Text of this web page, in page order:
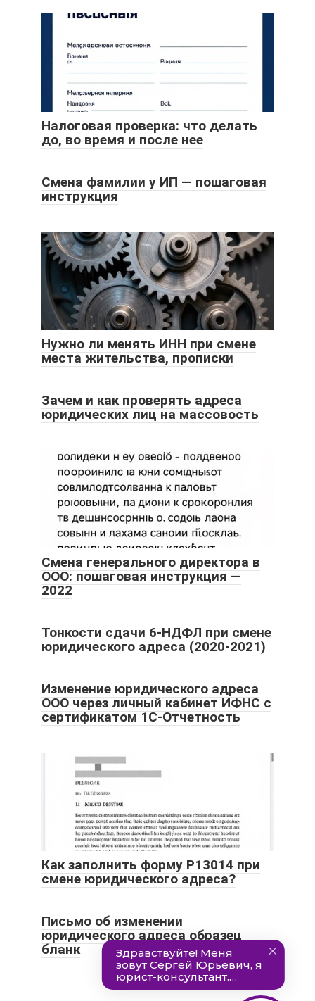
Налоговая проверка: что делать
до, во время и после нее
Смена фамилии у ИП — пошаговая
инструкция
Нужно ли менять ИНН при смене
места жительства, прописки
Зачем и как проверять адреса
юридических лиц на массовость
Смена генерального директора в
ООО: пошаговая инструкция —
2022
Тонкости сдачи 6-НДФЛ при смене
юридического адреса (2020-2021)
Изменение юридического адреса
ООО через личный кабинет ИФНС с
сертификатом 1С-Отчетность
Как заполнить форму Р13014 при
смене юридического адреса?
Письмо об изменении
юридического адреса образец
бланк